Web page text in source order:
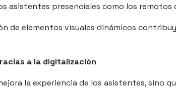
asistentes presenciales como los
de elementos visuales dinámicos
a la digitalización
la experiencia de los asistentes, sino